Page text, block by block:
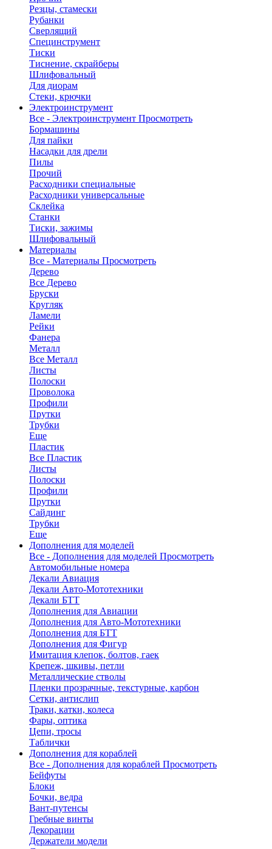
Резцы, стамески
Рубанки
Сверлящий
Специнструмент
Тиски
Тиснение, скрайберы
Шлифовальный
Для диорам
Стеки, крючки
Электроинструмент
Все - Электроинструмент Просмотреть
Бормашины
Для пайки
Насадки для дрели
Пилы
Прочий
Расходники специальные
Расходники универсальные
Склейка
Станки
Тиски, зажимы
Шлифовальный
Материалы
Все - Материалы Просмотреть
Дерево
Все Дерево
Бруски
Кругляк
Ламели
Рейки
Фанера
Металл
Все Металл
Листы
Полоски
Проволока
Профили
Прутки
Трубки
Еще
Пластик
Все Пластик
Листы
Полоски
Профили
Прутки
Сайдинг
Трубки
Еще
Дополнения для моделей
Все - Дополнения для моделей Просмотреть
Автомобильные номера
Декали Авиация
Декали Авто-Мототехники
Декали БТТ
Дополнения для Авиации
Дополнения для Авто-Мототехники
Дополнения для БТТ
Дополнения для Фигур
Имитация клепок, болтов, гаек
Крепеж, шкивы, петли
Металлические стволы
Пленки прозрачные, текстурные, карбон
Сетки, антислип
Траки, катки, колеса
Фары, оптика
Цепи, тросы
Таблички
Дополнения для кораблей
Все - Дополнения для кораблей Просмотреть
Бейфуты
Блоки
Бочки, ведра
Вант-путенсы
Гребные винты
Декорации
Держатели модели